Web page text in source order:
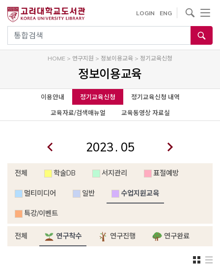
통합검색
LOGIN ENG
사이트내 검색
HOME > 연구지원 > 정보이용교육 > 정기교육신청
정보이용교육
이용안내 정기교육신청
정기교육신청 내역
교육자료/검색매뉴얼
교육동영상 자료실
.
전체 학술DB 서지관리 표절예방
멀티미디어 일반 수업지원교육
특강/이벤트
전체 연구착수 연구진행 연구완료